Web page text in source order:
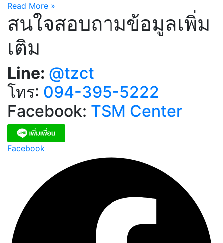
Read More »
สนใจสอบถามข้อมูลเพิ่ม
เติม
Line: @tzct
โทร: 094-395-5222
Facebook: TSM Center
Facebook